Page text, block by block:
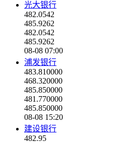
光大银行
482.0542
485.9262
482.0542
485.9262
08-08 07:00
浦发银行
483.810000
468.320000
485.850000
481.770000
485.850000
08-08 15:20
建设银行
482.95